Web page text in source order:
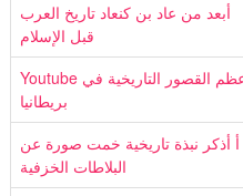
أبعد من عاد بن كنعاد تاريخ العرب
قبل الإسلام
Youtube اعظم القصور التاريخية في
بريطانيا
أ أذكر نبذة تاريخية خمت صورة عن
البلاطات الخزفية